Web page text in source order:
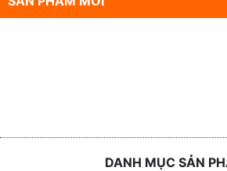
DANH MỤC SẢN